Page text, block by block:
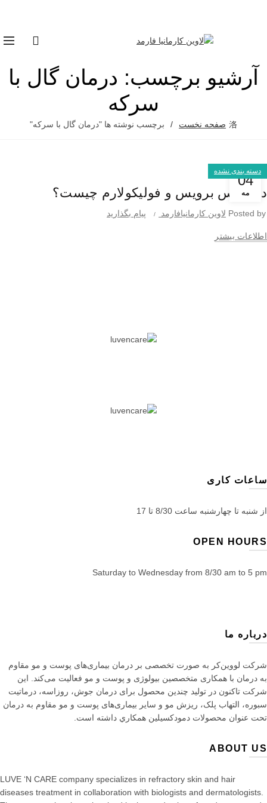
آرشیو برچسب: درمان گال با
سرکه
صفحه نخست برچسب نوشته ها "درمان گال با سرکه"
04
مه
دسته بندی نشده
دمودکس برویس و فولیکولارم چیست؟
Posted by لاوین کارمانیافارمد پیام بگذارید
اطلاعات بیشتر
ساعات کاری
از شنبه تا چهارشنبه ساعت 8/30 تا 17
OPEN HOURS
Saturday to Wednesday from 8/30 am to 5 pm
درباره ما
شرکت لووین‌کر به صورت تخصصی بر درمان بیماری‌های پوست و مو مقاوم
به درمان با همکاری متخصصین بیولوژی و پوست و مو فعالیت می‌کند. این
شرکت تاکنون در توليد چندین محصول برای درمان جوش، روزاسه، درماتيت
سبوره، التهاب پلک، ریزش مو و سایر بیماری‌های پوست و مو مقاوم به درمان
تحت عنوان محصولات دمودکسیلین همكاري داشته است.
ABOUT US
LUVE ‘N CARE company specializes in refractory skin and hair
diseases treatment in collaboration with biologists and dermatologists.